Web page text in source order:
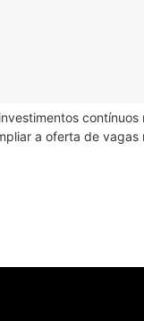
contínuos
a oferta de vagas